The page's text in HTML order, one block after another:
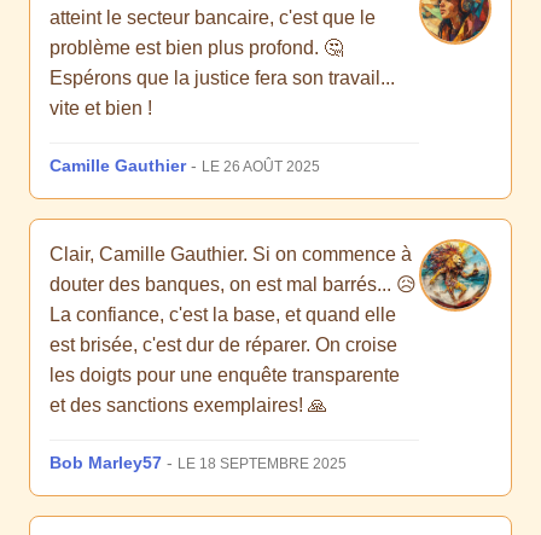
atteint le secteur bancaire, c'est que le
problème est bien plus profond. 🤔
Espérons que la justice fera son travail...
vite et bien !
Camille Gauthier- LE 26 AOÛT 2025
Clair, Camille Gauthier. Si on commence à
douter des banques, on est mal barrés... 😥
La confiance, c'est la base, et quand elle
est brisée, c'est dur de réparer. On croise
les doigts pour une enquête transparente
et des sanctions exemplaires! 🙏
Bob Marley57 - LE 18 SEPTEMBRE 2025